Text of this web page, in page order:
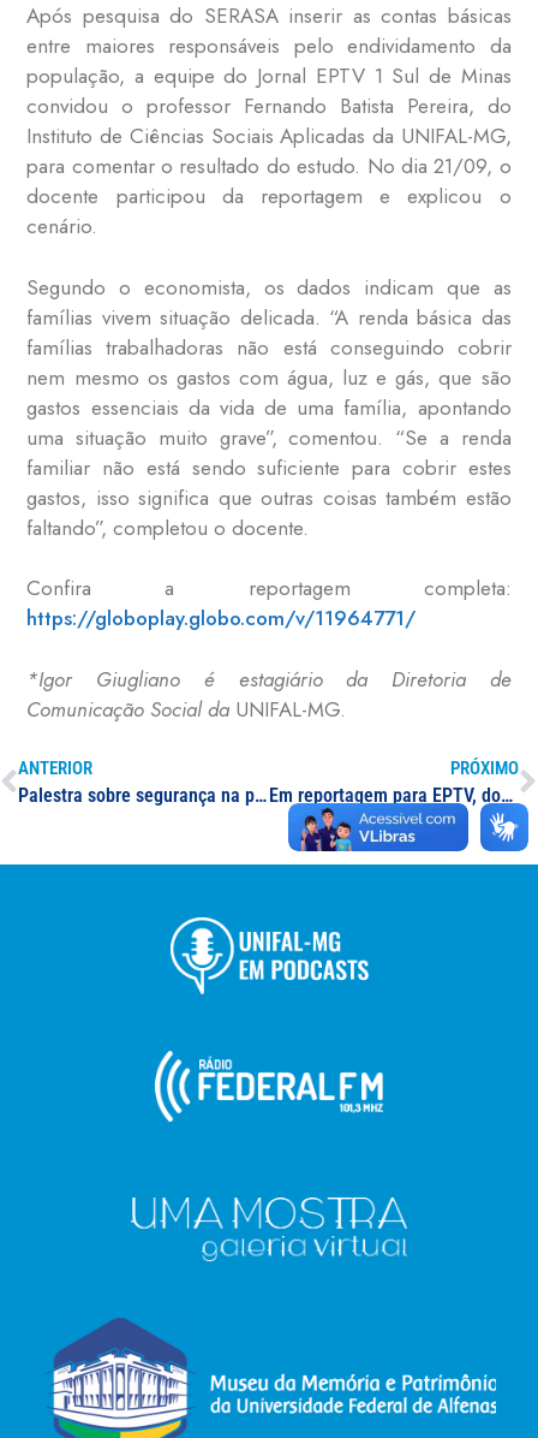
Após pesquisa do SERASA inserir as contas básicas
entre maiores responsáveis pelo endividamento da
população, a equipe do Jornal EPTV 1 Sul de Minas
convidou o professor Fernando Batista Pereira, do
Instituto de Ciências Sociais Aplicadas da UNIFAL-MG,
para comentar o resultado do estudo. No dia 21/09, o
docente participou da reportagem e explicou o
cenário.
Segundo o economista, os dados indicam que as
famílias vivem situação delicada. “A renda básica das
famílias trabalhadoras não está conseguindo cobrir
nem mesmo os gastos com água, luz e gás, que são
gastos essenciais da vida de uma família, apontando
uma situação muito grave”, comentou. “Se a renda
familiar não está sendo suficiente para cobrir estes
gastos, isso significa que outras coisas também estão
faltando”, completou o docente.
Confira a reportagem completa:
https://globoplay.globo.com/v/11964771/
‌*Igor Giugliano é estagiário da Diretoria de
Comunicação Social da UNIFAL-MG.
ANTERIOR
Palestra sobre segurança na prevenção de incêndio é realizada na UNIFAL-MG, campus Poços de Caldas, por grupo técnico do CREA-MG
PRÓXIMO
Em reportagem para EPTV, docente da UNIFAL-MG explica onda de calor na região